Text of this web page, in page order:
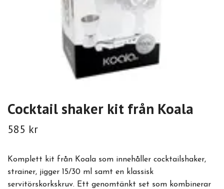
Cocktail shaker kit från Koala
585 kr
Komplett kit från Koala som innehåller cocktailshaker,
strainer, jigger 15/30 ml samt en klassisk
servitörskorkskruv. Ett genomtänkt set som kombinerar